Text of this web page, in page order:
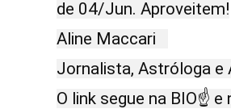
de 04/Jun. Aproveitem!
Aline Maccari
Jornalista, Astróloga e
O link segue na BIO☝ e